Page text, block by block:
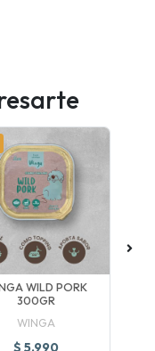
WILD PORK
300GR
WINGA
$ 5.990